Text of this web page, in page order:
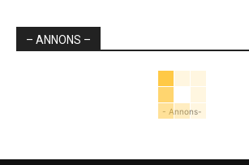
– ANNONS –
- Annons-